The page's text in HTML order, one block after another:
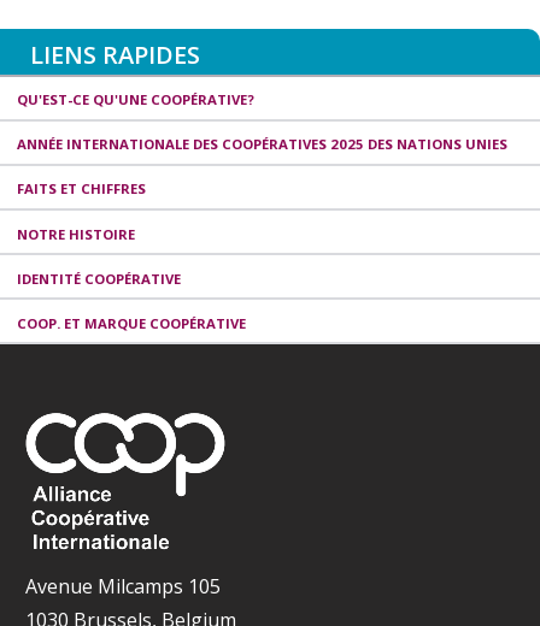
LIENS RAPIDES
QU'EST-CE QU'UNE COOPÉRATIVE?
ANNÉE INTERNATIONALE DES COOPÉRATIVES 2025 DES NATIONS UNIES
FAITS ET CHIFFRES
NOTRE HISTOIRE
IDENTITÉ COOPÉRATIVE
COOP. ET MARQUE COOPÉRATIVE
Avenue Milcamps 105
1030 Brussels, Belgium